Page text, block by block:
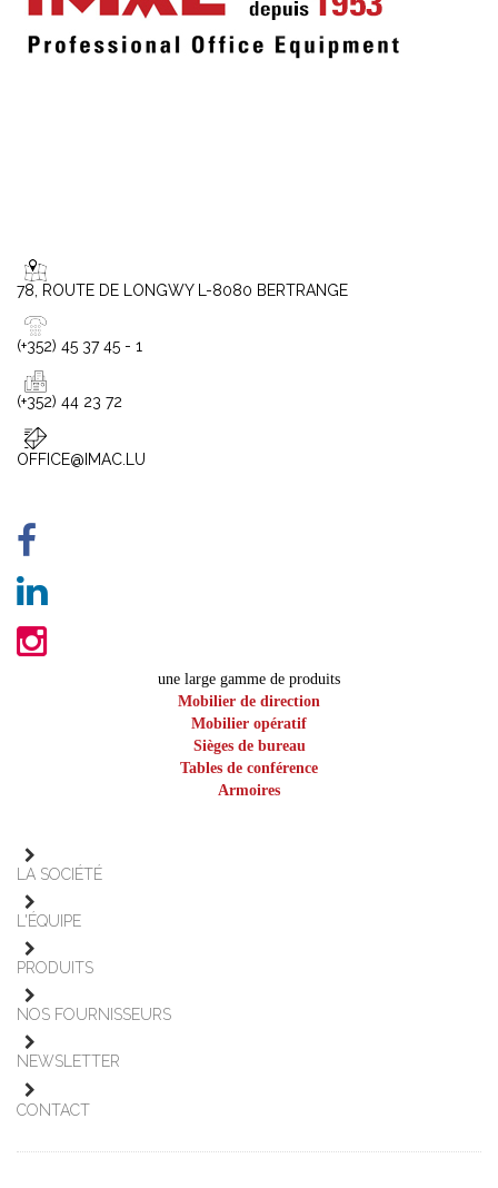
78, ROUTE DE LONGWY L-8080 BERTRANGE
(+352) 45 37 45 - 1
(+352) 44 23 72
OFFICE@IMAC.LU
une large gamme de produits
Mobilier de direction
Mobilier opératif
Sièges de bureau
Tables de conférence
Armoires
LA SOCIÉTÉ
L'ÉQUIPE
PRODUITS
NOS FOURNISSEURS
NEWSLETTER
CONTACT